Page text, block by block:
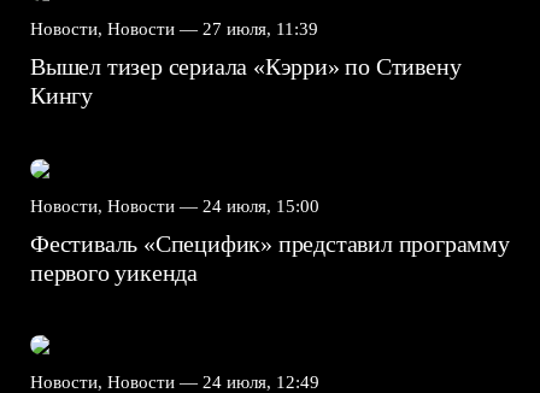
Новости, Новости — 27 июля, 11:39
Вышел тизер сериала «Кэрри» по Стивену
Кингу
Новости, Новости — 24 июля, 15:00
Фестиваль «Специфик» представил программу
первого уикенда
Новости, Новости — 24 июля, 12:49